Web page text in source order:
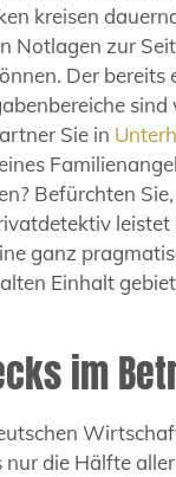
kreisen
Notlagen zur
Der
Sie in
Befürchten
ganz
Einhalt
im
nur die Hälfte